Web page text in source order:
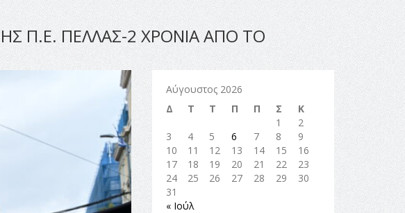
Π.Ε. ΠΕΛΛΑΣ-2 ΧΡΟΝΙΑ ΑΠΟ ΤΟ
Αύγουστος 2026
Δ
Τ Τ Π Π Σ
Κ
1
2
3
4 5 6 7 8
9
10
11 12 13 14 15
16
17
18 19 20 21 22
23
24
25 26 27 28 29
30
31
« Ιούλ